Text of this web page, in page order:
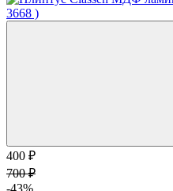
400 ₽
700 ₽
-43%